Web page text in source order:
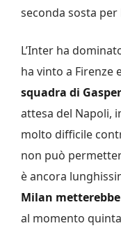
seconda sosta
L’Inter ha
ha vinto a Firenze
squadra di
attesa del Napoli,
molto difficile
non può
è ancora
Milan
al momento